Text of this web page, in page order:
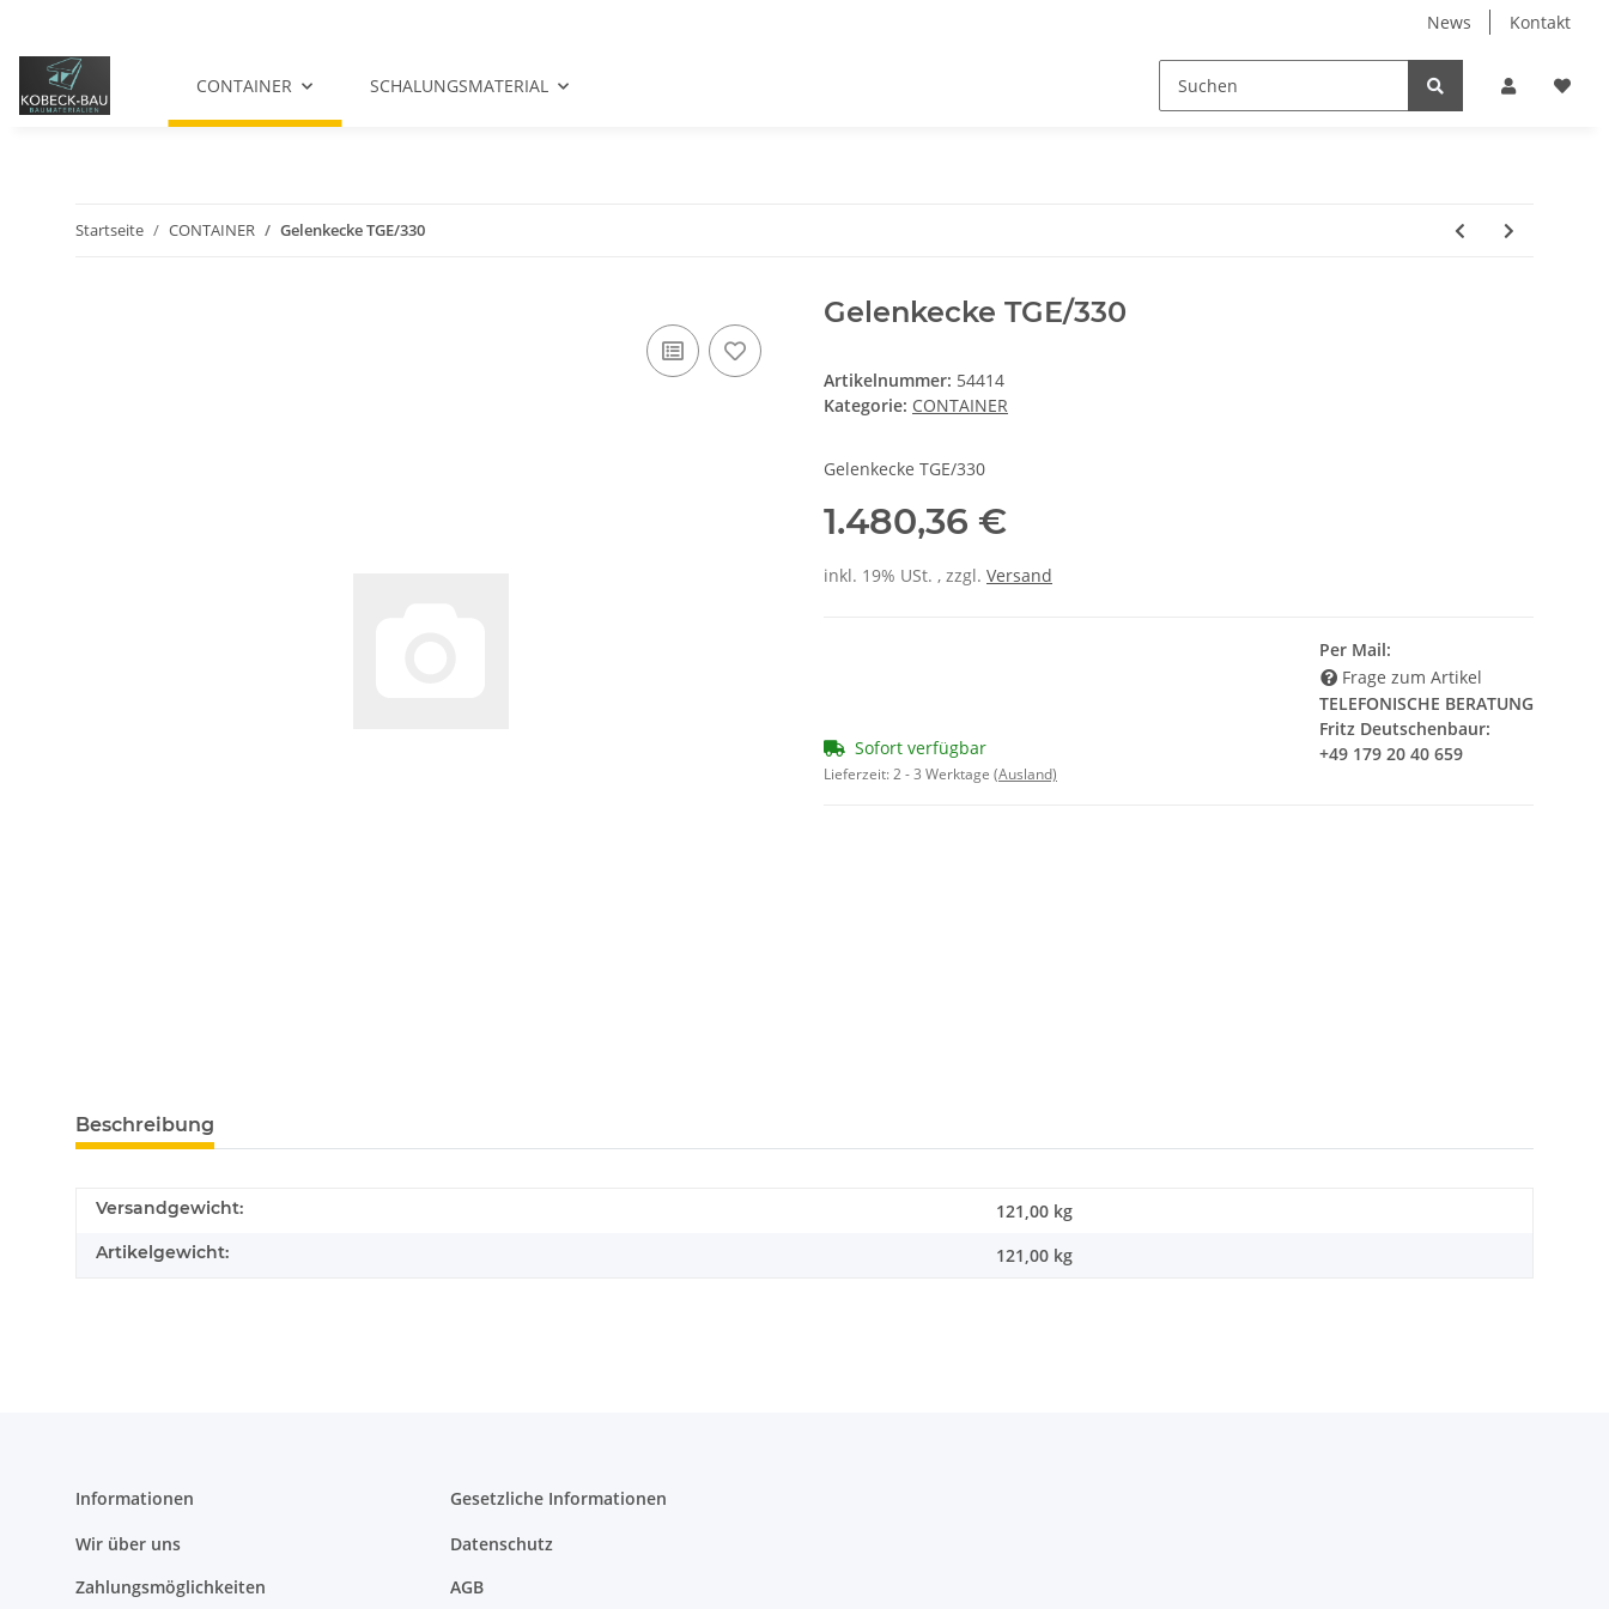
News Kontakt
CONTAINER SCHALUNGSMATERIAL
Startseite CONTAINER Gelenkecke TGE/330
Gelenkecke TGE/330
Artikelnummer: 54414
Kategorie: CONTAINER
Gelenkecke TGE/330
1.480,36 €
inkl. 19% USt. , zzgl. Versand
Sofort verfügbar
Lieferzeit:2 - 3 Werktage (Ausland)
Per Mail:
Frage zum Artikel
TELEFONISCHE BERATUNG
Fritz Deutschenbaur:
+49 179 20 40 659
Beschreibung
Versandgewicht: 121,00 kg
Artikelgewicht: 121,00 kg
Informationen
Wir über uns
Zahlungsmöglichkeiten
Gesetzliche Informationen
Datenschutz
AGB